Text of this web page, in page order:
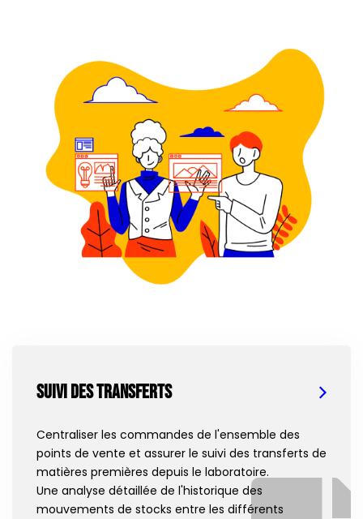
Suivi des transferts
Centraliser les commandes de l'ensemble des
points de vente et assurer le suivi des transferts de
matières premières depuis le laboratoire.
Une analyse détaillée de l'historique des
mouvements de stocks entre les différents